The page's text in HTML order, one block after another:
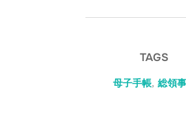
デラウエア州、ウエスト
で教科書の無償郵送（郵
TAGS
母子手帳, 総領